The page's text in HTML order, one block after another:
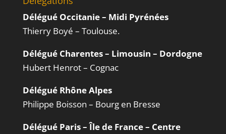
Délégué Occitanie – Midi Pyrénées
Thierry Boyé – Toulouse.
Délégué Charentes – Limousin – Dordogne
Hubert Henrot – Cognac
Délégué Rhône Alpes
Philippe Boisson – Bourg en Bresse
Délégué Paris – Île de France – Centre